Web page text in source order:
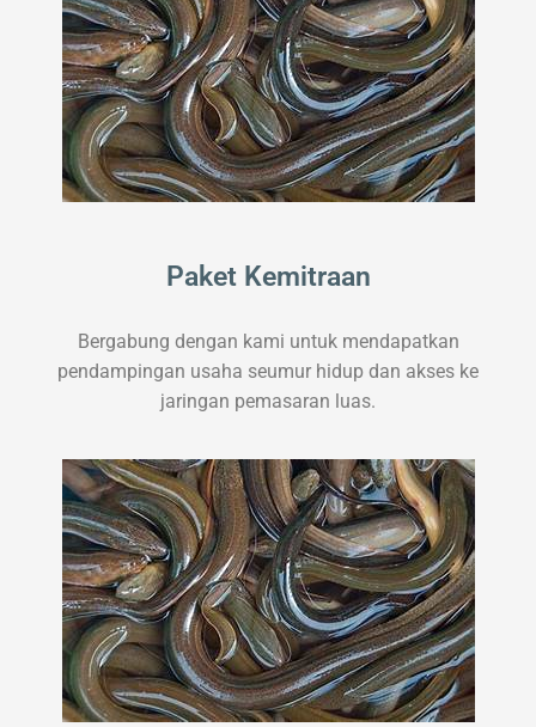
Paket Kemitraan
Bergabung dengan kami untuk mendapatkan
pendampingan usaha seumur hidup dan akses ke
jaringan pemasaran luas.